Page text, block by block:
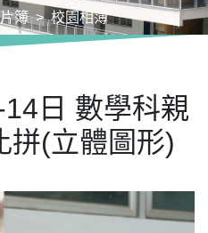
簿
校園相簿
日 數學科親
拼(立體圖形)